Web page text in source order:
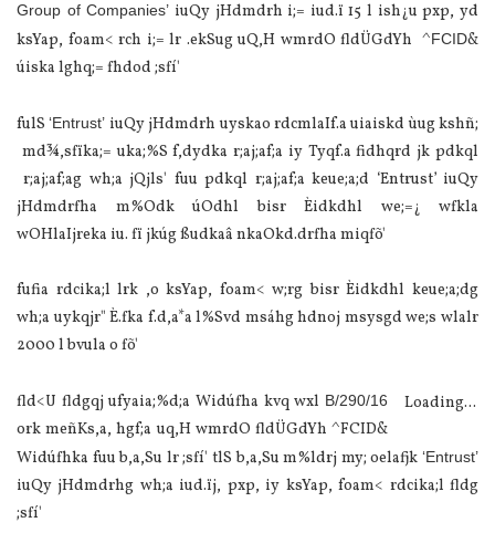
Group of Companies’ iuQy jHdmdrh i;= iud.ï 15 l ish¿u pxp, yd
ksYap, foam< rch i;= lr .ekSug uQ,H wmrdO fldÜGdYh ^FCID&
úiska lghq;= fhdod ;sfí'
fulS‘Entrust’ iuQy jHdmdrh uyskao rdcmlaIf.a uiaiskd ùug kshñ;
md¾,sfïka;= uka;%S f,dydka r;aj;af;a iy Tyqf.a fidhqrd jk pdkql
r;aj;af;ag wh;a jQjls' fuu pdkql r;aj;af;a keue;a;d ‘Entrust’ iuQy
jHdmdrfha m%Odk úOdhl bisr Èidkdhl we;=¿ wfkla
wOHlaIjreka iu. fï jkúg ßudkaâ nkaOkd.drfha miqfõ'
fufia rdcika;l lrk ,o ksYap, foam< w;rg bisr Èidkdhl keue;a;dg
wh;a uykqjr" È.fka f.d,a*a l%Svd msáhg hdnoj msysgd we;s wlalr
2000 l bvula o fõ'
Loading...
fld<U fldgqj ufyaia;%d;a Widúfha kvq wxl B/290/16
ork meñKs,a, hgf;a uq,H wmrdO fldÜGdYh ^FCID&
Widúfhka fuu b,a,Su lr ;sfí' tlS b,a,Su m%ldrj my; oelafjk ‘Entrust’
iuQy jHdmdrhg wh;a iud.ïj, pxp, iy ksYap, foam< rdcika;l fldg
;sfí'